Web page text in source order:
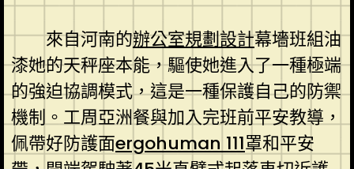
來自河南的辦公室規劃設計幕墻班組油
漆她的天秤座本能，驅使她進入了一種極端
的強迫協調模式，這是一種保護自己的防禦
機制。工周亞洲餐與加入完班前平安教導，
佩帶好防護面ergohuman 111罩和平安